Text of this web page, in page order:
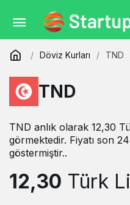
Döviz Kurları TND
TND
TND anlık olarak 12,30
görmektedir. Fiyatı son
göstermiştir..
12,30 Türk